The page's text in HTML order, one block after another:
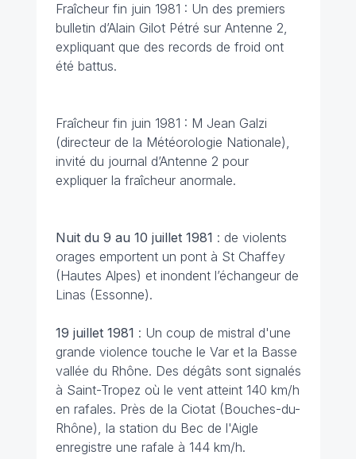
Fraîcheur fin juin 1981 : Un des premiers
bulletin d’Alain Gilot Pétré sur Antenne 2,
expliquant que des records de froid ont
été battus.
Fraîcheur fin juin 1981 : M Jean Galzi
(directeur de la Météorologie Nationale),
invité du journal d’Antenne 2 pour
expliquer la fraîcheur anormale.
Nuit du 9 au 10 juillet 1981 : de violents
orages emportent un pont à St Chaffey
(Hautes Alpes) et inondent l’échangeur de
Linas (Essonne).
19 juillet 1981 : Un coup de mistral d'une
grande violence touche le Var et la Basse
vallée du Rhône. Des dégâts sont signalés
à Saint-Tropez où le vent atteint 140 km/h
en rafales. Près de la Ciotat (Bouches-du-
Rhône), la station du Bec de l'Aigle
enregistre une rafale à 144 km/h.